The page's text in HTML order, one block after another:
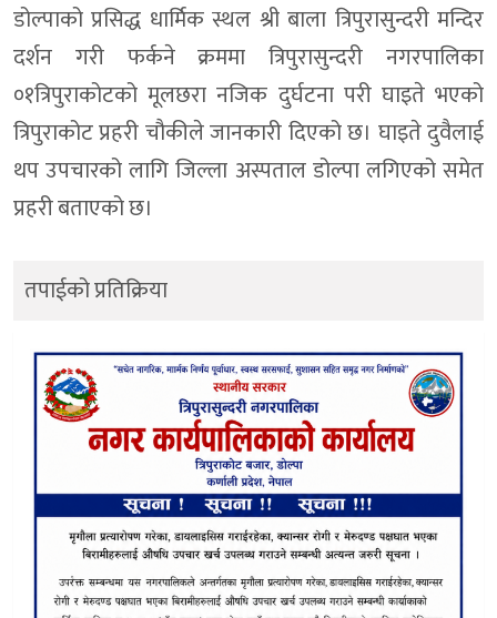
डोल्पाको प्रसिद्ध धार्मिक स्थल श्री बाला त्रिपुरासुन्दरी मन्दिर
दर्शन गरी फर्कने क्रममा त्रिपुरासुन्दरी नगरपालिका
०१त्रिपुराकोटको मूलछरा नजिक दुर्घटना परी घाइते भएको
त्रिपुराकोट प्रहरी चौकीले जानकारी दिएको छ। घाइते दुवैलाई
थप उपचारको लागि जिल्ला अस्पताल डोल्पा लगिएको समेत
प्रहरी बताएको छ।
तपाईको प्रतिक्रिया